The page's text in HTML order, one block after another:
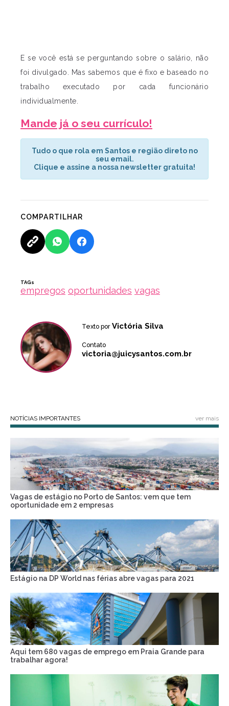
E se você está se perguntando sobre o salário, não
foi divulgado. Mas sabemos que é fixo e baseado no
trabalho executado por cada funcionário
individualmente.
Mande já o seu currículo!
Tudo o que rola em Santos e região direto no
seu email.
Clique e assine a nossa newsletter gratuita!
COMPARTILHAR
TAGs
empregos oportunidades vagas
Texto por Victória Silva
Contato
victoria@juicysantos.com.br
NOTÍCIAS IMPORTANTES ver mais
Vagas de estágio no Porto de Santos: vem que tem
oportunidade em 2 empresas
Estágio na DP World nas férias abre vagas para 2021
Aqui tem 680 vagas de emprego em Praia Grande para
trabalhar agora!